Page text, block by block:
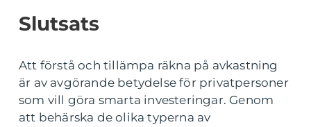
Slutsats
Att förstå och tillämpa räkna på avkastning
är av avgörande betydelse för privatpersoner
som vill göra smarta investeringar. Genom
att behärska de olika typerna av